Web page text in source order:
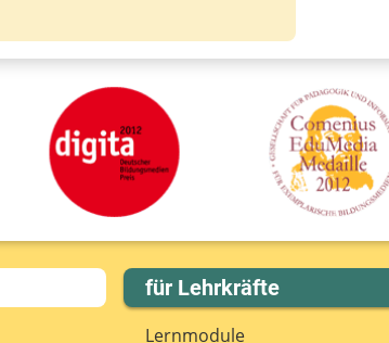
für Lehrkräfte
Lernmodule